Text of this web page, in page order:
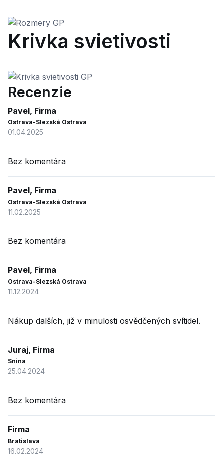
Krivka svietivosti
Recenzie
Pavel, Firma
Ostrava-Slezská Ostrava
01.04.2025
Bez komentára
Pavel, Firma
Ostrava-Slezská Ostrava
11.02.2025
Bez komentára
Pavel, Firma
Ostrava-Slezská Ostrava
11.12.2024
Nákup dalších, již v minulosti osvědčených svítidel.
Juraj, Firma
Snina
25.04.2024
Bez komentára
Firma
Bratislava
16.02.2024